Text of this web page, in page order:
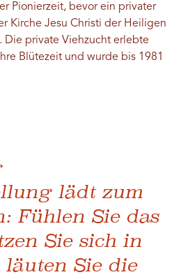
Pionierzeit, bevor ein privater
Kirche Jesu Christi der Heiligen
Die private Viehzucht erlebte
Blütezeit und wurde bis 1981
lädt zum
Fühlen Sie das
Sie sich in
läuten Sie die